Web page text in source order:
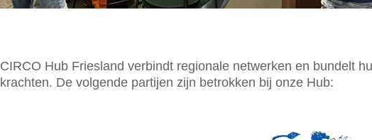
CIRCO Hub Friesland verbindt regionale netwerken en bundelt
krachten. De volgende partijen zijn betrokken bij onze Hub: